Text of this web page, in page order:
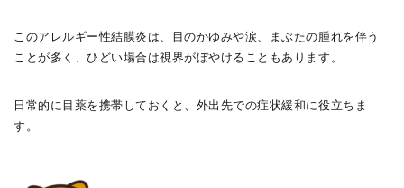
このアレルギー性結膜炎は、目のかゆみや涙、まぶたの腫れを伴う
ことが多く、ひどい場合は視界がぼやけることもあります。
日常的に目薬を携帯しておくと、外出先での症状緩和に役立ちま
す。